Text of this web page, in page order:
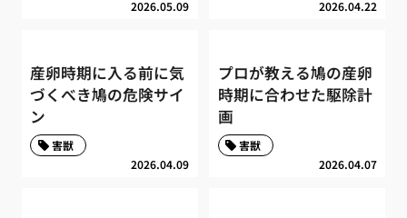
2026.05.09 2026.04.22
産卵時期に入る前に気
づくべき鳩の危険サイ
ン
2026.04.09
害獣
プロが教える鳩の産卵
時期に合わせた駆除計
画
2026.04.07
害獣